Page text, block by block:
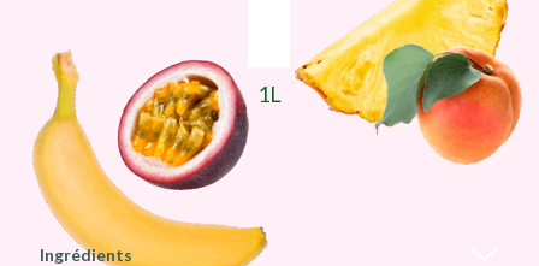
1L
Ingrédients